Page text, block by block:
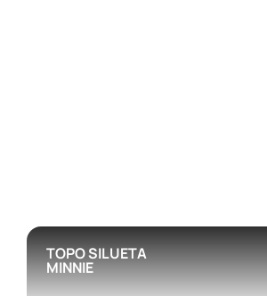
TOPO SILUETA
MINNIE